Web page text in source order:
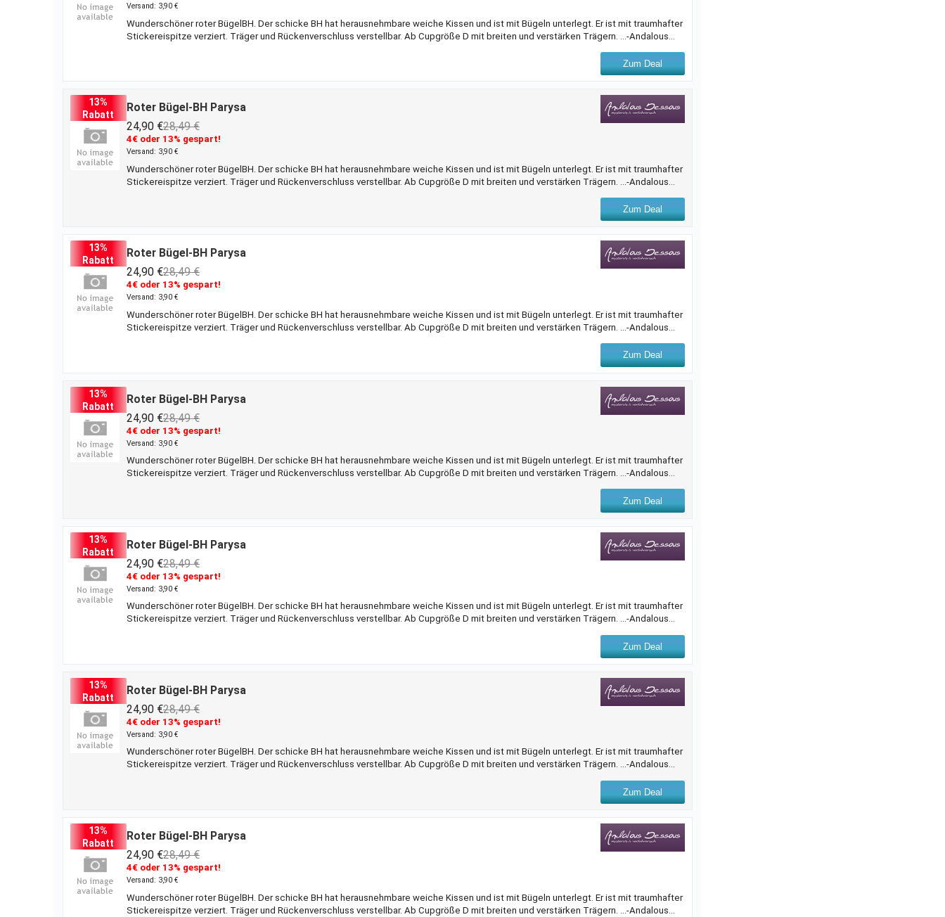
Versand: 3,90 €
Wunderschöner roter BügelBH. Der schicke BH hat herausnehmbare weiche Kissen und ist mit Bügeln unterlegt. Er ist mit traumhafter
Stickereispitze verziert. Träger und Rückenverschluss verstellbar. Ab Cupgröße D mit breiten und verstärken Trägern. ...-Andalous
Zum Deal
13%
Rabatt
Roter Bügel-BH Parysa
24,90 €28,49 €
4€ oder 13% gespart!
Versand: 3,90 €
Wunderschöner roter BügelBH. Der schicke BH hat herausnehmbare weiche Kissen und ist mit Bügeln unterlegt. Er ist mit traumhafter
Stickereispitze verziert. Träger und Rückenverschluss verstellbar. Ab Cupgröße D mit breiten und verstärken Trägern. ...-Andalous
Zum Deal
13%
Rabatt
Roter Bügel-BH Parysa
24,90 €28,49 €
4€ oder 13% gespart!
Versand: 3,90 €
Wunderschöner roter BügelBH. Der schicke BH hat herausnehmbare weiche Kissen und ist mit Bügeln unterlegt. Er ist mit traumhafter
Stickereispitze verziert. Träger und Rückenverschluss verstellbar. Ab Cupgröße D mit breiten und verstärken Trägern. ...-Andalous
Zum Deal
13%
Rabatt
Roter Bügel-BH Parysa
24,90 €28,49 €
4€ oder 13% gespart!
Versand: 3,90 €
Wunderschöner roter BügelBH. Der schicke BH hat herausnehmbare weiche Kissen und ist mit Bügeln unterlegt. Er ist mit traumhafter
Stickereispitze verziert. Träger und Rückenverschluss verstellbar. Ab Cupgröße D mit breiten und verstärken Trägern. ...-Andalous
Zum Deal
13%
Rabatt
Roter Bügel-BH Parysa
24,90 €28,49 €
4€ oder 13% gespart!
Versand: 3,90 €
Wunderschöner roter BügelBH. Der schicke BH hat herausnehmbare weiche Kissen und ist mit Bügeln unterlegt. Er ist mit traumhafter
Stickereispitze verziert. Träger und Rückenverschluss verstellbar. Ab Cupgröße D mit breiten und verstärken Trägern. ...-Andalous
Zum Deal
13%
Rabatt
Roter Bügel-BH Parysa
24,90 €28,49 €
4€ oder 13% gespart!
Versand: 3,90 €
Wunderschöner roter BügelBH. Der schicke BH hat herausnehmbare weiche Kissen und ist mit Bügeln unterlegt. Er ist mit traumhafter
Stickereispitze verziert. Träger und Rückenverschluss verstellbar. Ab Cupgröße D mit breiten und verstärken Trägern. ...-Andalous
Zum Deal
13%
Rabatt
Roter Bügel-BH Parysa
24,90 €28,49 €
4€ oder 13% gespart!
Versand: 3,90 €
Wunderschöner roter BügelBH. Der schicke BH hat herausnehmbare weiche Kissen und ist mit Bügeln unterlegt. Er ist mit traumhafter
Stickereispitze verziert. Träger und Rückenverschluss verstellbar. Ab Cupgröße D mit breiten und verstärken Trägern. ...-Andalous